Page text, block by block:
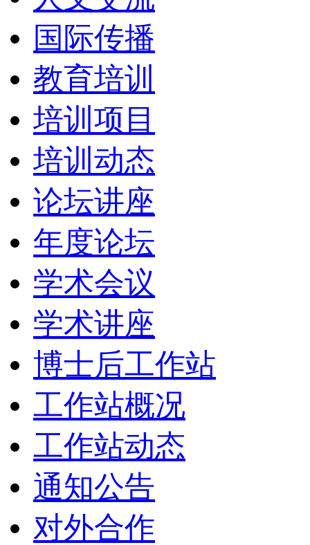
国际传播
教育培训
培训项目
培训动态
论坛讲座
年度论坛
学术会议
学术讲座
博士后工作站
工作站概况
工作站动态
通知公告
对外合作